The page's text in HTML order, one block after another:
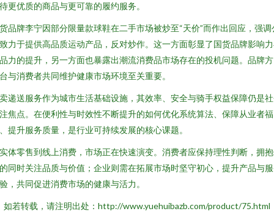
更优质的商品与更可靠的履约服务。
品牌李宁因部分限量款球鞋在二手市场被炒至“天价”而作出回应，强调
力于提供高品质运动产品，反对炒作。这一方面彰显了国货品牌影响
力的提升，另一方面也暴露出潮流消费品市场存在的投机问题。品牌
与消费者共同维护健康市场环境至关重要。
递送服务作为城市生活基础设施，其效率、安全与骑手权益保障仍是
焦点。在便利性与时效性不断提升的如何优化系统算法、保障从业者福
提升服务质量，是行业可持续发展的核心课题。
体零售到线上消费，市场正在快速演变。消费者应保持理性判断，拥
同时关注品质与价值；企业则需在拓展市场时坚守初心，提升产品与
，共同促进消费市场的健康与活力。
如若转载，请注明出处：http://www.yuehuibazb.com/product/75.html